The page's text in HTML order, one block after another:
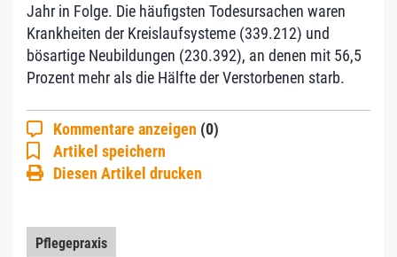
Jahr in Folge. Die häufigsten Todesursachen waren
Krankheiten der Kreislaufsysteme (339.212) und
bösartige Neubildungen (230.392), an denen mit 56,5
Prozent mehr als die Hälfte der Verstorbenen starb.
Kommentare anzeigen (0)
Artikel speichern
Diesen Artikel drucken
Pflegepraxis